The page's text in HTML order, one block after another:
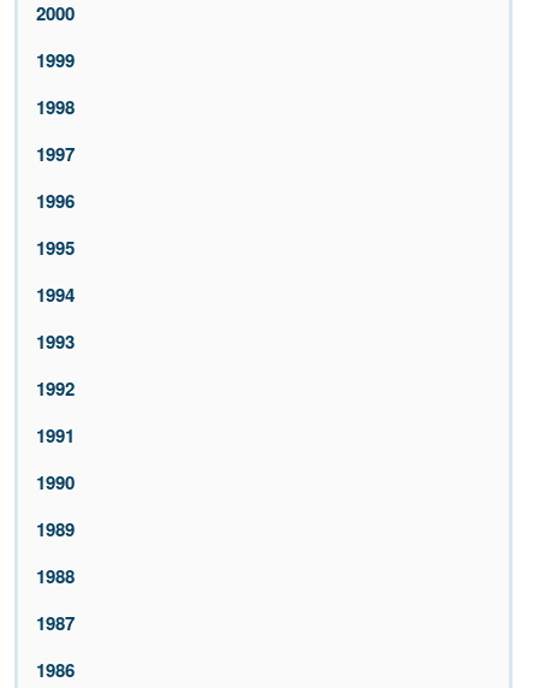
2000
1999
1998
1997
1996
1995
1994
1993
1992
1991
1990
1989
1988
1987
1986